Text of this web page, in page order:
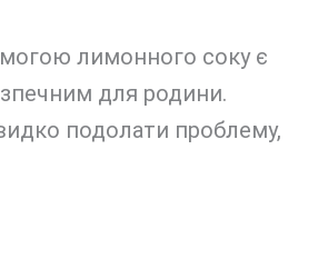
лимонного соку є
для родини.
подолати проблему,